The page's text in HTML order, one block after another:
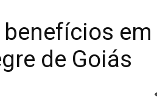
em
de Goiás